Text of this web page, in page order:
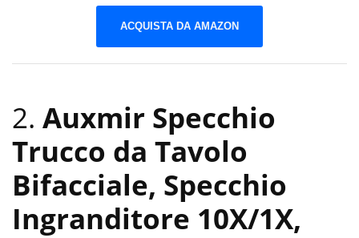
ACQUISTA DA AMAZON
2. Auxmir Specchio
Trucco da Tavolo
Bifacciale, Specchio
Ingranditore 10X/1X,